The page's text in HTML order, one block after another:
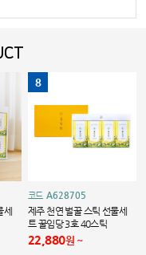
세
8
코드 A628705
제주 천연 벌꿀 스틱 선물세
트 꿀임당 3호 40스틱
22,880원